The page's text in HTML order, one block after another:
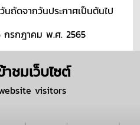
นถัดจากวันประกาศเป็นต้นไป
รกฎาคม พ.ศ. 2565
ชมเว็บไซต์
visitors